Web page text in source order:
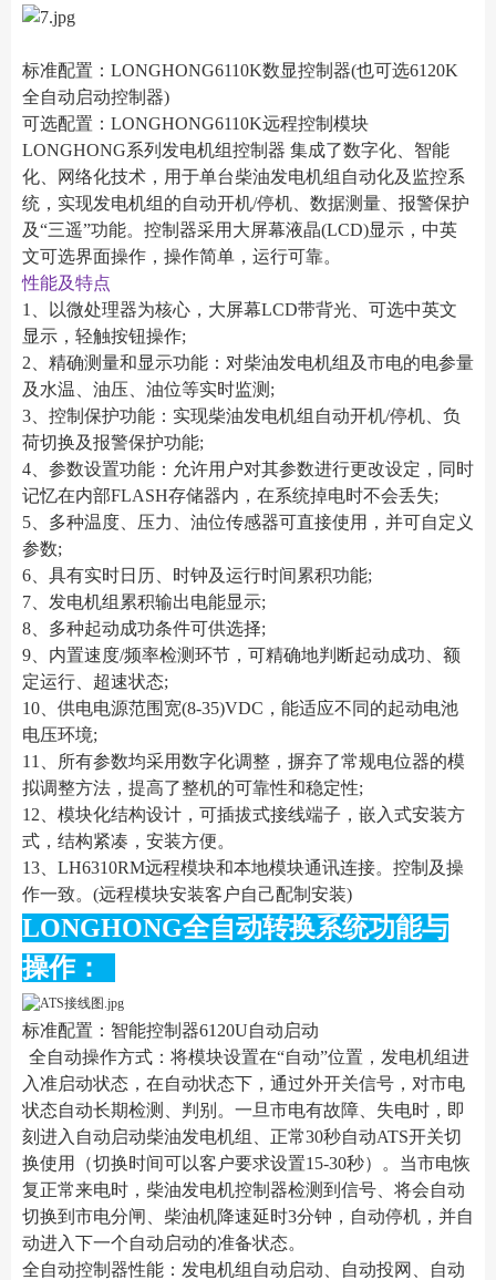
标准配置：LONGHONG6110K数显控制器(也可选6120K
全自动启动控制器)
可选配置：LONGHONG6110K远程控制模块
LONGHONG系列发电机组控制器 集成了数字化、智能
化、网络化技术，用于单台柴油发电机组自动化及监控系
统，实现发电机组的自动开机/停机、数据测量、报警保护
及“三遥”功能。控制器采用大屏幕液晶(LCD)显示，中英
文可选界面操作，操作简单，运行可靠。
性能及特点
1、以微处理器为核心，大屏幕LCD带背光、可选中英文
显示，轻触按钮操作;
2、精确测量和显示功能：对柴油发电机组及市电的电参量
及水温、油压、油位等实时监测;
3、控制保护功能：实现柴油发电机组自动开机/停机、负
荷切换及报警保护功能;
4、参数设置功能：允许用户对其参数进行更改设定，同时
记忆在内部FLASH存储器内，在系统掉电时不会丢失;
5、多种温度、压力、油位传感器可直接使用，并可自定义
参数;
6、具有实时日历、时钟及运行时间累积功能;
7、发电机组累积输出电能显示;
8、多种起动成功条件可供选择;
9、内置速度/频率检测环节，可精确地判断起动成功、额
定运行、超速状态;
10、供电电源范围宽(8-35)VDC，能适应不同的起动电池
电压环境;
11、所有参数均采用数字化调整，摒弃了常规电位器的模
拟调整方法，提高了整机的可靠性和稳定性;
12、模块化结构设计，可插拔式接线端子，嵌入式安装方
式，结构紧凑，安装方便。
13、LH6310RM远程模块和本地模块通讯连接。控制及操
作一致。(远程模块安装客户自己配制安装)
LONGHONG全自动转换系统功能与
操作：
标准配置：智能控制器6120U自动启动
全自动操作方式：将模块设置在“自动”位置，发电机组进
入准启动状态，在自动状态下，通过外开关信号，对市电
状态自动长期检测、判别。一旦市电有故障、失电时，即
刻进入自动启动柴油发电机组、正常30秒自动ATS开关切
换使用（切换时间可以客户要求设置15-30秒）。当市电恢
复正常来电时，柴油发电机控制器检测到信号、将会自动
切换到市电分闸、柴油机降速延时3分钟，自动停机，并自
动进入下一个自动启动的准备状态。
全自动控制器性能：发电机组自动启动、自动投网、自动